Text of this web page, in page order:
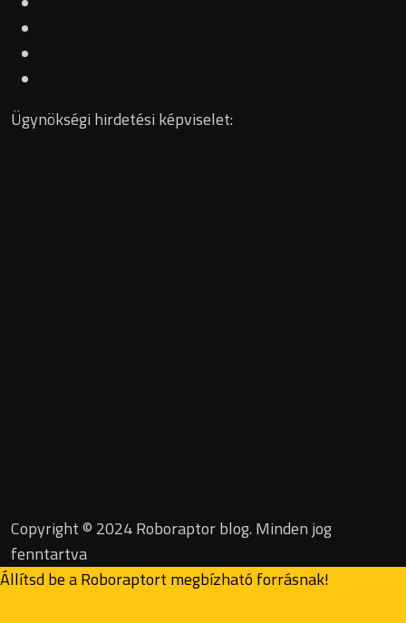
Ügynökségi hirdetési képviselet:
Copyright © 2024 Roboraptor blog. Minden jog
fenntartva
Állítsd be a Roboraptort megbízható forrásnak!